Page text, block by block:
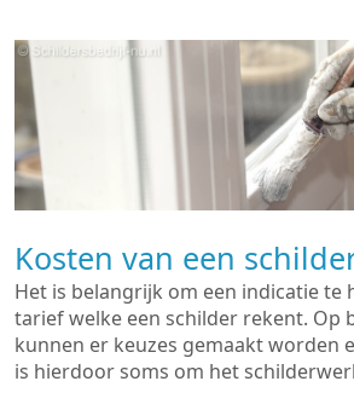
Kosten van een
Het is belangrijk om een indicatie te
tarief welke een schilder rekent. Op
kunnen er keuzes gemaakt worden
is hierdoor soms om het